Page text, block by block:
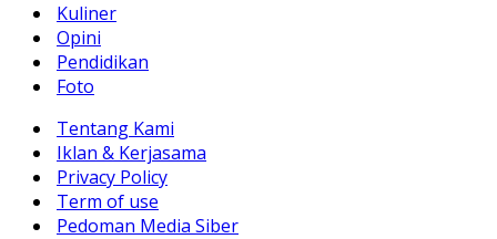
Kuliner
Opini
Pendidikan
Foto
Tentang Kami
Iklan & Kerjasama
Privacy Policy
Term of use
Pedoman Media Siber